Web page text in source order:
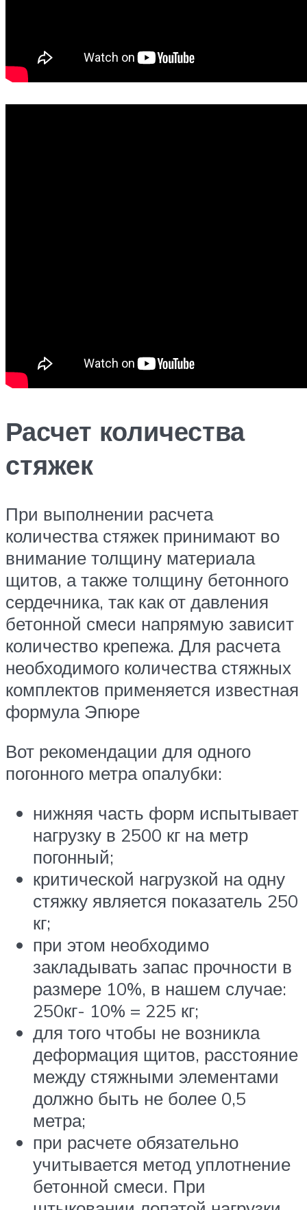
Расчет количества
стяжек
При выполнении расчета
количества стяжек принимают во
внимание толщину материала
щитов, а также толщину бетонного
сердечника, так как от давления
бетонной смеси напрямую зависит
количество крепежа. Для расчета
необходимого количества стяжных
комплектов применяется известная
формула Эпюре
Вот рекомендации для одного
погонного метра опалубки:
нижняя часть форм испытывает
нагрузку в 2500 кг на метр
погонный;
критической нагрузкой на одну
стяжку является показатель 250
кг;
при этом необходимо
закладывать запас прочности в
размере 10%, в нашем случае:
250кг- 10% = 225 кг;
для того чтобы не возникла
деформация щитов, расстояние
между стяжными элементами
должно быть не более 0,5
метра;
при расчете обязательно
учитывается метод уплотнение
бетонной смеси. При